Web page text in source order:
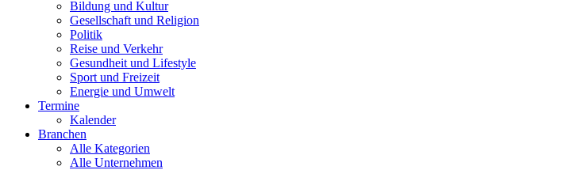
Bildung und Kultur
Gesellschaft und Religion
Politik
Reise und Verkehr
Gesundheit und Lifestyle
Sport und Freizeit
Energie und Umwelt
Termine
Kalender
Branchen
Alle Kategorien
Alle Unternehmen